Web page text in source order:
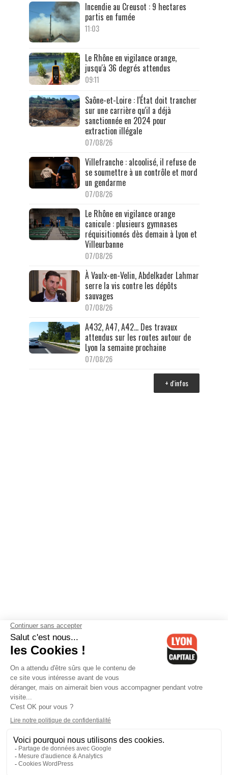
Incendie au Creusot : 9 hectares
partis en fumée
11:03
Le Rhône en vigilance orange,
jusqu'à 36 degrés attendus
09:11
Saône-et-Loire : l'État doit trancher
sur une carrière qu'il a déjà
sanctionnée en 2024 pour
extraction illégale
07/08/26
Villefranche : alcoolisé, il refuse de
se soumettre à un contrôle et mord
un gendarme
07/08/26
Le Rhône en vigilance orange
canicule : plusieurs gymnases
réquisitionnés dès demain à Lyon et
Villeurbanne
07/08/26
À Vaulx-en-Velin, Abdelkader Lahmar
serre la vis contre les dépôts
sauvages
07/08/26
A432, A47, A42… Des travaux
attendus sur les routes autour de
Lyon la semaine prochaine
07/08/26
+ d'infos
Contactez-nous-Mentions légales-CGV-Politique de
confidentialité-Gestion des cookies